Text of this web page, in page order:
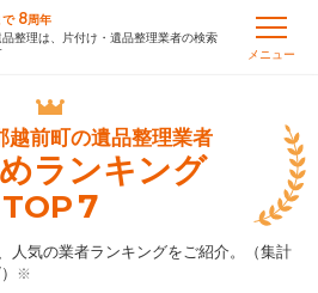
で 8周年
整理は、片付け・遺品整理業者の検索
メニュー
越前町の遺品整理業者
ランキング
TOP7
人気の業者ランキングをご紹介。（集計
） ※